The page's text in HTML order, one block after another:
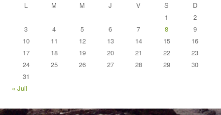
L
M M J V S
D
1
2
3
4 5 6 7 8
9
10
11 12 13 14 15
16
17
18 19 20 21 22
23
24
25 26 27 28 29
30
31
« Juil